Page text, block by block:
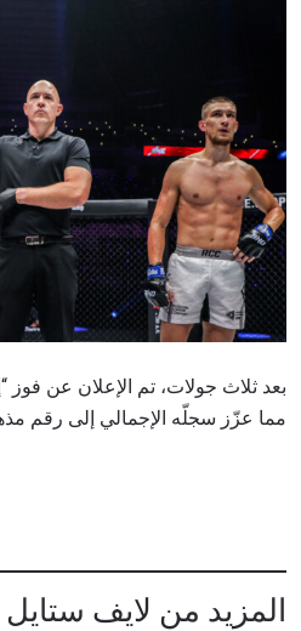
بعد ثلاث جولات، تم الإعلان عن فوز
مما عزّز سجلّه الإجمالي إلى رقم مذهل (201-
المزيد من لايف ستايل